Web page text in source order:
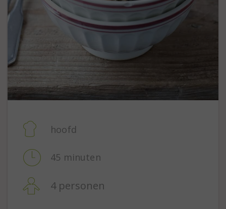
hoofd
45 minuten
4 personen